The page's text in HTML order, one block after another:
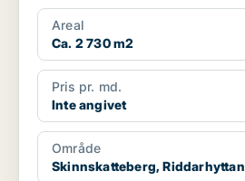
Areal
Ca. 2 730 m2
Pris pr. md.
Inte angivet
Område
Skinnskatteberg, Riddarhyttan